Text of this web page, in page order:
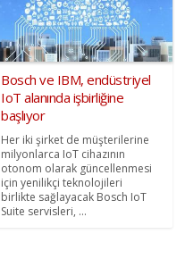
Bosch ve IBM, endüstriyel
IoT alanında işbirliğine
başlıyor
Her iki şirket de müşterilerine
milyonlarca IoT cihazının
otonom olarak güncellenmesi
için yenilikçi teknolojileri
birlikte sağlayacak Bosch IoT
Suite servisleri, ...